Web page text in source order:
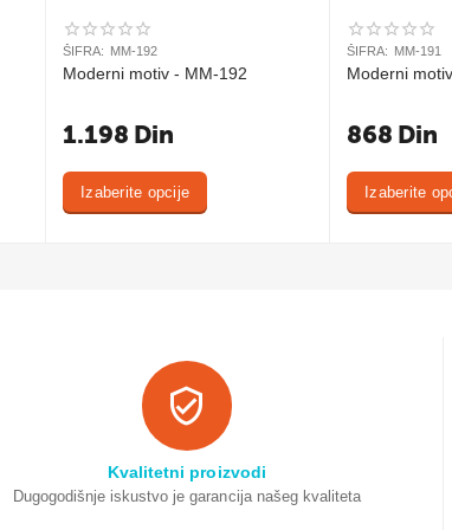
ŠIFRA: MM-192
Moderni motiv - MM-192
1.198 Din
Izaberite opcije
ŠIFRA: MM-191
Moderni
868 Din
Izaberite
Kvalitetni proizvodi
Dugogodišnje iskustvo je garancija našeg kvaliteta